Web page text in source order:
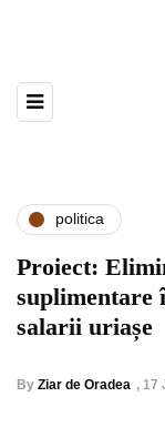
politica
Proiect:
suplimentare
salarii uriașe
By Ziar de Oradea , 17